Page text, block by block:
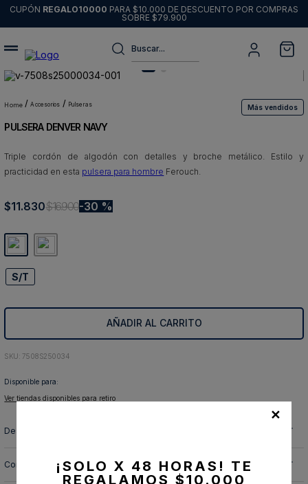
CUPÓN REGALO10000 PARA $10.000 DE DESCUENTO POR COMPRAS
SOBRE $79.900
Buscar...
accesorios pulseras Más vendidos
PULSERA DENVER NAVY
Triple cordón de algodón con detalles y broche metálico. Estilo y
practicidad en esta pulsera para hombre Ferouch.
$11.830$16.900 30 %
S/T
AÑADIR AL CARRITO
: 7508S250034
Disponible para:
Ver tiendas disponibles para retiro
Descripción y cuidado de la prenda
Composición
✕
¡SOLO X 48 HORAS! TE
REGALAMOS $10.000
1.
sweater
2.
chaquetas
3.
pantalon
5.
chaqueta cuero
7.
jeans
8.